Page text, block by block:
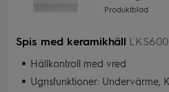
Produktblad
Spis med keramikhäll
Hällkontroll med vred
Ugnsfunktioner: Undervärme, Konventionell/